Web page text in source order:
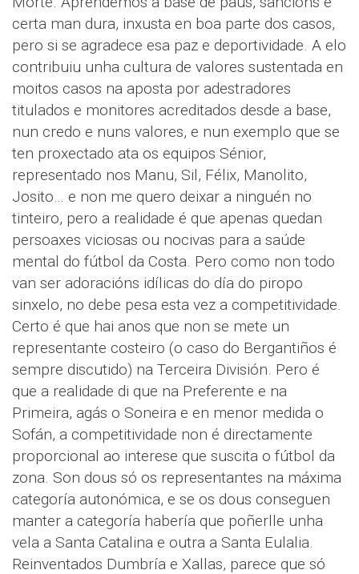
certa man dura, inxusta en boa parte dos casos,
pero si se agradece esa paz e deportividade. A elo
contribuiu unha cultura de valores sustentada en
moitos casos na aposta por adestradores
titulados e monitores acreditados desde a base,
nun credo e nuns valores, e nun exemplo que se
ten proxectado ata os equipos Sénior,
representado nos Manu, Sil, Félix, Manolito,
Josito… e non me quero deixar a ninguén no
tinteiro, pero a realidade é que apenas quedan
persoaxes viciosas ou nocivas para a saúde
mental do fútbol da Costa. Pero como non todo
van ser adoracións idílicas do día do piropo
sinxelo, no debe pesa esta vez a competitividade.
Certo é que hai anos que non se mete un
representante costeiro (o caso do Bergantiños é
sempre discutido) na Terceira División. Pero é
que a realidade di que na Preferente e na
Primeira, agás o Soneira e en menor medida o
Sofán, a competitividade non é directamente
proporcional ao interese que suscita o fútbol da
zona. Son dous só os representantes na máxima
categoría autonómica, e se os dous conseguen
manter a categoría habería que poñerlle unha
vela a Santa Catalina e outra a Santa Eulalia.
Reinventados Dumbría e Xallas, parece que só